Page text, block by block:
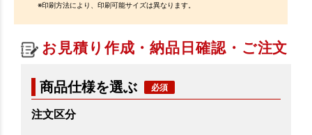
※印刷方法により、印刷可能サイズは異なります。
お見積り作成・納品日確認・ご注文
商品仕様を選ぶ
注文区分